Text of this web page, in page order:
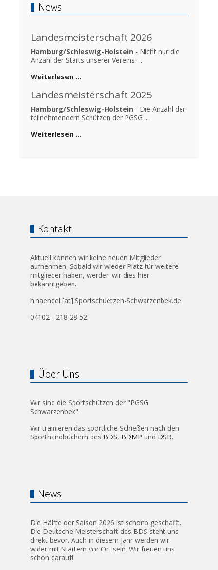
News
Landesmeisterschaft 2026
Hamburg/Schleswig-Holstein - Nicht nur die
Anzahl der Starts unserer Vereins- ...
Weiterlesen …
Landesmeisterschaft 2025
Hamburg/Schleswig-Holstein - Die Anzahl der
teilnehmendern Schützen der PGSG ...
Weiterlesen …
Kontakt
Aktuell können wir keine neuen Mitglieder
aufnehmen. Sobald wir wieder Platz für weitere
mitglieder haben, werden wir dies hier
bekanntgeben.
h.haendel [at] Sportschuetzen-Schwarzenbek.de
04102 - 218 28 52
Über Uns
Wir sind die Sportschützen der "PGSG
Schwarzenbek".
Wir trainieren das sportliche Schießen nach den
Sporthandbüchern des BDS, BDMP und DSB.
News
Die Hälfte der Saison 2026 ist schonb geschafft.
Die Deutsche Meisterschaft des BDS steht uns
direkt bevor. Auch in diesem Jahr werden wir
wider mit Startern vor Ort sein. Wir freuen uns
schon darauf!